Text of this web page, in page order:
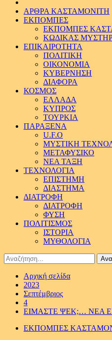
ΑΡΘΡΑ ΚΑΣΤΑΜΟΝΙΤΗ
ΕΚΠΟΜΠΕΣ
ΕΚΠΟΜΠΕΣ
ΚΩΔΙΚΑΣ
ΕΠΙΚΑΙΡΟΤΗΤΑ
ΠΟΛΙΤΙΚΗ
ΟΙΚΟΝΟΜΙΑ
ΚΥΒΕΡΝΗΣΗ
ΔΙΑΦΟΡΑ
ΚΟΣΜΟΣ
ΕΛΛΑΔΑ
ΚΥΠΡΟΣ
ΤΟΥΡΚΙΑ
ΠΑΡΑΞΕΝΑ
U.F.O
ΜΥΣΤΙΚΗ
ΜΕΤΑΦΥΣΙΚΟ
ΝΕΑ ΤΑΞΗ
ΤΕΧΝΟΛΟΓΙΑ
ΕΠΙΣΤΗΜΗ
ΔΙΑΣΤΗΜΑ
ΔΙΑΤΡΟΦΗ
ΔΙΑΤΡΟΦΗ
ΦΥΣΗ
ΠΟΛΙΤΙΣΜΟΣ
ΙΣΤΟΡΙΑ
ΜΥΘΟΛΟΓΙΑ
Αναζήτηση
για:
Αρχική σελίδα
2023
Σεπτέμβριος
4
ΕΙΜΑΣΤΕ ΨΕΚ;… ΝΕΑ
ΕΚΠΟΜΠΕΣ